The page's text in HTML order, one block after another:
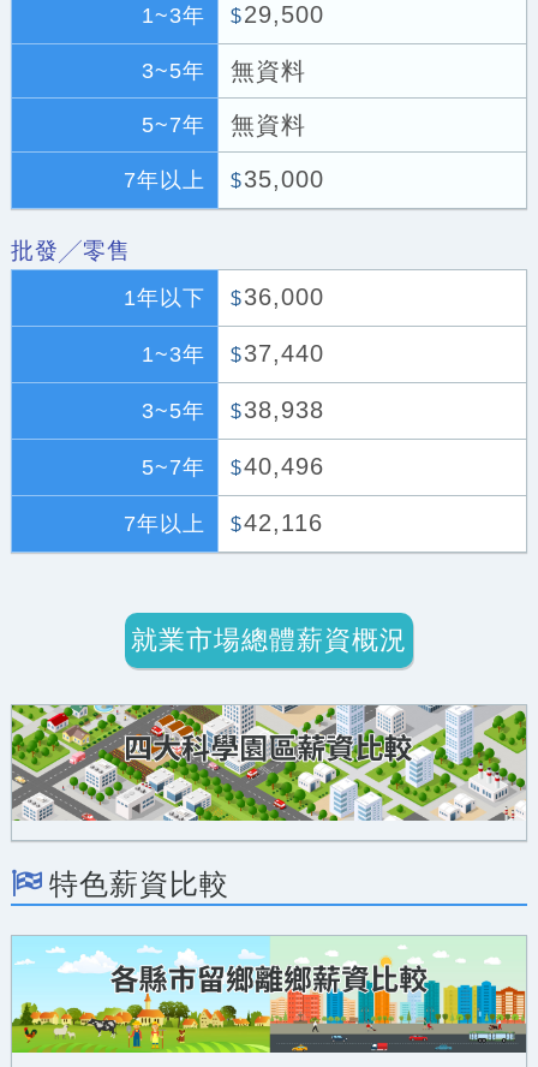
1~3年 $29,500
3~5年 無資料
5~7年 無資料
7年以上 $35,000
批發╱零售
1年以下 $36,000
1~3年 $37,440
3~5年 $38,938
5~7年 $40,496
7年以上 $42,116
就業市場總體薪資概況
特色薪資比較